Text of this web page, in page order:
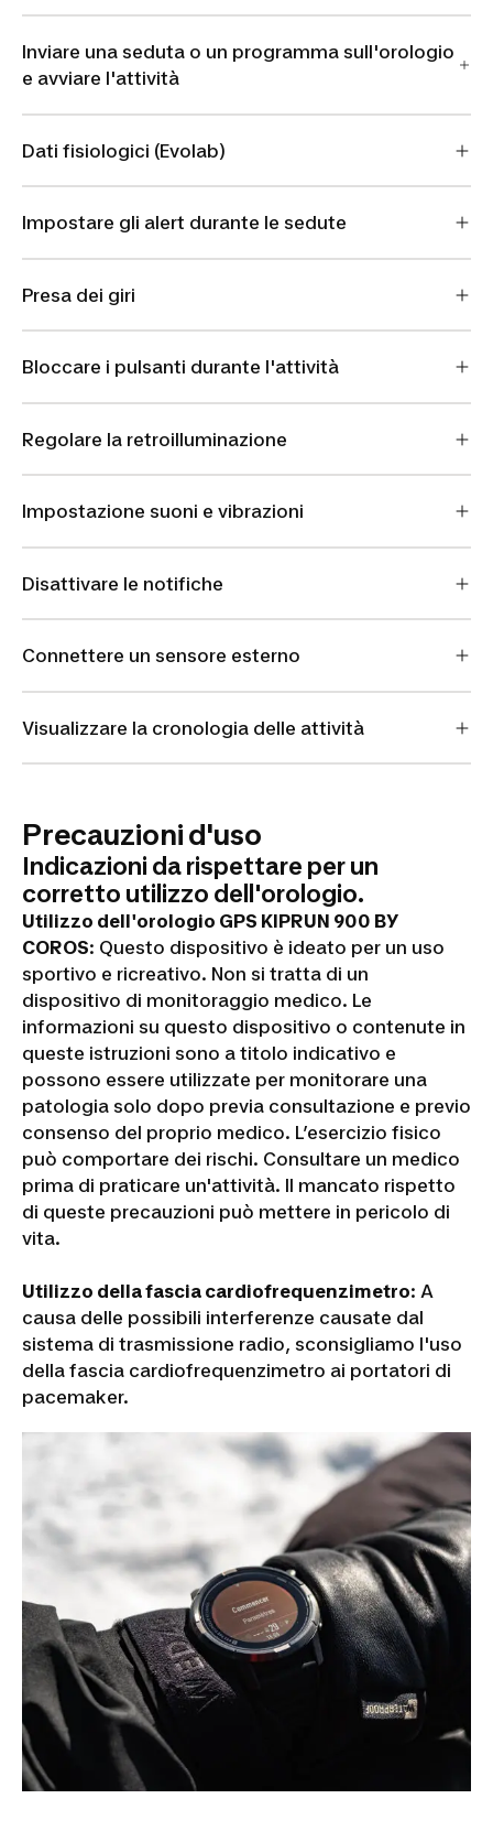
Inviare una seduta o un programma sull'orologio
e avviare l'attività
Dati fisiologici (Evolab)
Impostare gli alert durante le sedute
Presa dei giri
Bloccare i pulsanti durante l'attività
Regolare la retroilluminazione
Impostazione suoni e vibrazioni
Disattivare le notifiche
Connettere un sensore esterno
Visualizzare la cronologia delle attività
Precauzioni d'uso
Indicazioni da rispettare per un
corretto utilizzo dell'orologio.
Utilizzo dell'orologio GPS KIPRUN 900 BY
COROS: Questo dispositivo è ideato per un uso
sportivo e ricreativo. Non si tratta di un
dispositivo di monitoraggio medico. Le
informazioni su questo dispositivo o contenute in
queste istruzioni sono a titolo indicativo e
possono essere utilizzate per monitorare una
patologia solo dopo previa consultazione e previo
consenso del proprio medico. L’esercizio fisico
può comportare dei rischi. Consultare un medico
prima di praticare un'attività. Il mancato rispetto
di queste precauzioni può mettere in pericolo di
vita.
Utilizzo della fascia cardiofrequenzimetro: A
causa delle possibili interferenze causate dal
sistema di trasmissione radio, sconsigliamo l'uso
della fascia cardiofrequenzimetro ai portatori di
pacemaker.